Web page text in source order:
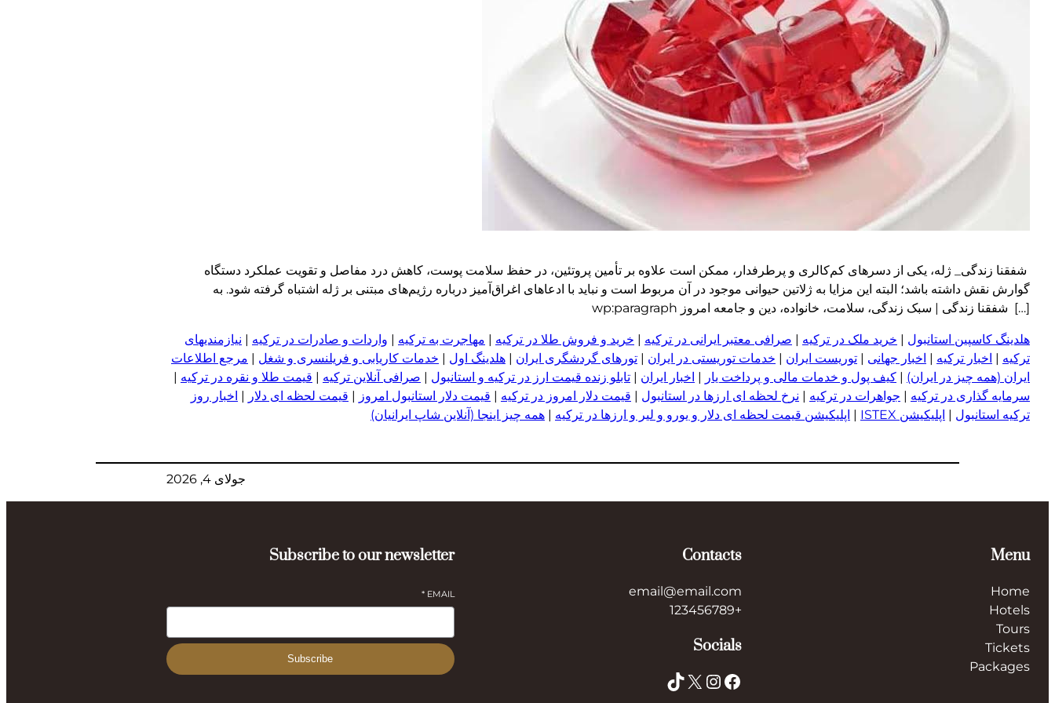
شفقنا زندگی_ ژله، یکی از دسرهای کم‌کالری و پرطرفدار، ممکن است علاوه بر تأمین پروتئین، در حفظ سلامت پوست، کاهش درد مفاصل و تقویت عملکرد دستگاه
گوارش نقش داشته باشد؛ البته این مزایا به ژلاتین حیوانی موجود در آن مربوط است و نباید با ادعاهای اغراق‌آمیز درباره رژیم‌های مبتنی بر ژله اشتباه گرفته شود. به
[…] شفقنا زندگی | سبک زندگی، سلامت، خانواده، دین و جامعه امروز wp:paragraph
هلدینگ کاسپین استانبول | خرید ملک در ترکیه | صرافی معتبر ایرانی در ترکیه | خرید و فروش طلا در ترکیه | مهاجرت به ترکیه | واردات و صادرات در ترکیه | نیازمندیهای
ترکیه | اخبار ترکیه | اخبار جهانی | توریست ایران | خدمات توریستی در ایران | تورهای گردشگری ایران | هلدینگ اول | خدمات کاریابی و فریلنسری و شغل | مرجع اطلاعات
ایران (همه چیز در ایران) | کیف پول و خدمات مالی و پرداخت یار | اخبار ایران | تابلو زنده قیمت ارز در ترکیه و استانبول | صرافی آنلاین ترکیه | قیمت طلا و نقره در ترکیه |
سرمایه گذاری در ترکیه | جواهرات در ترکیه | نرخ لحظه ای ارزها در استانبول | قیمت دلار امروز در ترکیه | قیمت دلار استانبول امروز | قیمت لحظه ای دلار | اخبار روز
ترکیه استانبول | اپلیکیشن ISTEX | اپلیکیشن قیمت لحظه ای دلار و یورو و لیر و ار زها در ترکیه | همه چیز اینجا (آنلاین شاپ ایرانیان)
جولای 4, 2026
Menu
Home
Hotels
Tours
Tickets
Packages
Contacts
email@email.com
+123456789
Socials
Facebook
Instagram
X
TikTok
Subscribe to our newsletter
EMAIL
*
Subscribe